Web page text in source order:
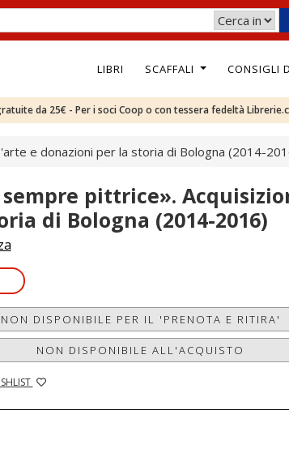
LIBRI SCAFFALI CONSIGLI
da 25€ - Per i soci Coop o con tessera fedeltà
e donazioni per la storia di Bologna (2014-
sempre pittrice».
di Bologna (2014-2016)
NON DISPONIBILE PER IL 'PRENOTA E RITIRA'
NON DISPONIBILE ALL'ACQUISTO